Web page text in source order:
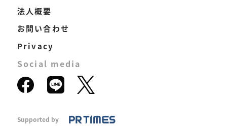
法人概要
お問い合わせ
Privacy
Social media
Supported by